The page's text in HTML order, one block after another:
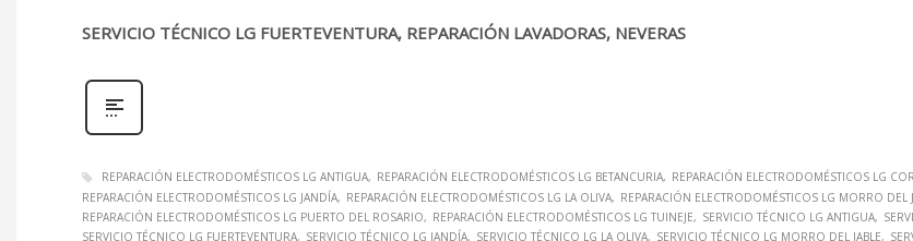
SERVICIO TÉCNICO LG FUERTEVENTURA, REPARACIÓN LAVADORAS, NEVERAS
REPARACIÓN ELECTRODOMÉSTICOS LG ANTIGUA REPARACIÓN ELECTRODOMÉSTICOS LG BETANCURIA REPARACIÓN ELECTRODOMÉSTICOS LG
REPARACIÓN ELECTRODOMÉSTICOS LG JANDÍA
REPARACIÓN ELECTRODOMÉSTICOS LG LA OLIVA REPARACIÓN ELECTRODOMÉSTICOS LG MORRO DEL
REPARACIÓN ELECTRODOMÉSTICOS LG PUERTO DEL ROSARIO
REPARACIÓN ELECTRODOMÉSTICOS LG TUINEJE SERVICIO TÉCNICO LG ANTIGUA
SERVICIO TÉCNICO LG FUERTEVENTURA
SERVICIO TÉCNICO LG JANDÍA SERVICIO TÉCNICO LG LA OLIVA SERVICIO TÉCNICO LG MORRO DEL JABLE